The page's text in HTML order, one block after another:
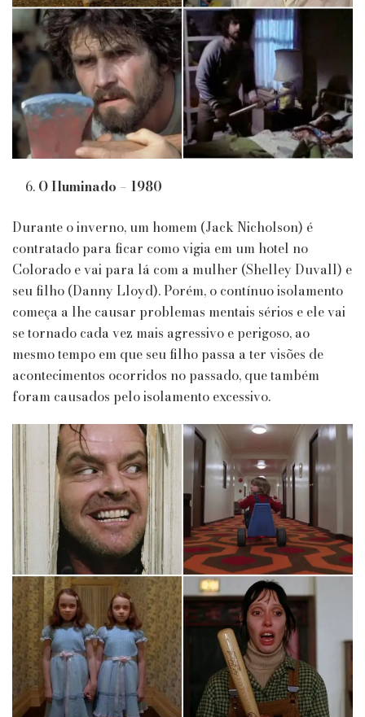
O Iluminado – 1980
Durante o inverno, um homem (Jack Nicholson) é
contratado para ficar como vigia em um hotel no
Colorado e vai para lá com a mulher (Shelley Duvall) e
seu filho (Danny Lloyd). Porém, o contínuo isolamento
começa a lhe causar problemas mentais sérios e ele vai
se tornado cada vez mais agressivo e perigoso, ao
mesmo tempo em que seu filho passa a ter visões de
acontecimentos ocorridos no passado, que também
foram causados pelo isolamento excessivo.